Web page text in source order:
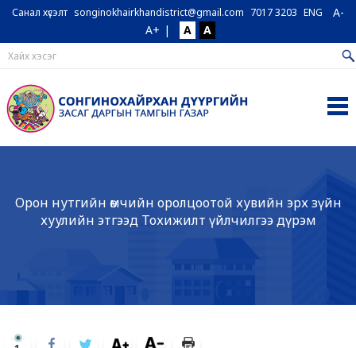
Санал хүсэлт songinokhairkhandistrict@gmail.com 7017 3203 ENG
A-
A+ | A A
Орон нутгийн өмчийн оролцоотой хувийн эрх зүйн
хуулийн этгээд Тохижилт үйлчилгээ дүрэм